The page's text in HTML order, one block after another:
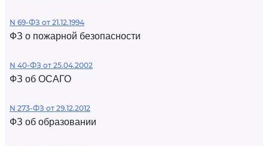
N 69-ФЗ от 21.12.1994
ФЗ о пожарной безопасности
N 40-ФЗ от 25.04.2002
ФЗ об ОСАГО
N 273-ФЗ от 29.12.2012
ФЗ об образовании